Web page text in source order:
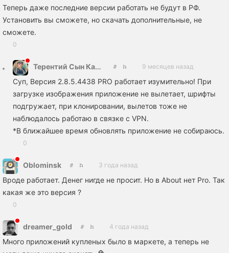
Теперь даже последние версии работать не будут в РФ.
Установить вы сможете, но скачать дополнительные, не
сможете.
0
Терентий Сын Карусельщика 9 месяцев назад
Сyп, Версия 2.8.5.4438 PRO работает изумительно! При
загрузке изображения приложение не вылетает, шрифты
подгружает, при клонировании, вылетов тоже не
наблюдалось работаю в связке с VPN.
*В ближайшее время обновлять приложение не собираюсь.
0
Oblominsk 3 года назад
Вроде работает. Денег нигде не просит. Но в About нет Pro. Так
какая же это версия ?
0
dreamer_gold 4 года назад
Много приложений купленых было в маркете, а теперь не